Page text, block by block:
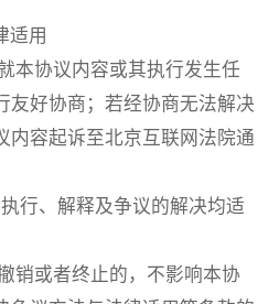
适用
本协议内容或其执行发生任
友好协商；若经协商无法解决
内容起诉至北京互联网法院通
行、解释及争议的解决均适
销或者终止的，不影响本协